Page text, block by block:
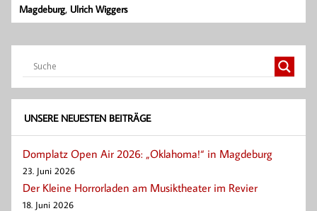
Magdeburg, Ulrich Wiggers
UNSERE NEUESTEN BEITRÄGE
Domplatz Open Air 2026: „Oklahoma!“ in Magdeburg
23. Juni 2026
Der Kleine Horrorladen am Musiktheater im Revier
18. Juni 2026